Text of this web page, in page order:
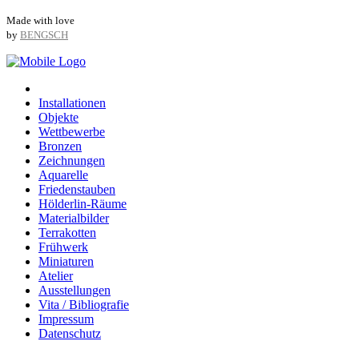
Made with love
by BENGSCH
Installationen
Objekte
Wettbewerbe
Bronzen
Zeichnungen
Aquarelle
Friedenstauben
Hölderlin-Räume
Materialbilder
Terrakotten
Frühwerk
Miniaturen
Atelier
Ausstellungen
Vita / Bibliografie
Impressum
Datenschutz